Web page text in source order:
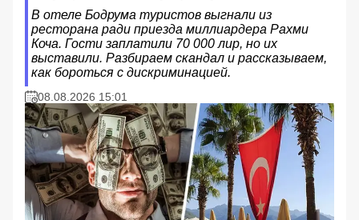
В отеле Бодрума туристов выгнали из
ресторана ради приезда миллиардера Рахми
Коча. Гости заплатили 70 000 лир, но их
выставили. Разбираем скандал и рассказываем,
как бороться с дискриминацией.
08.08.2026 15:01